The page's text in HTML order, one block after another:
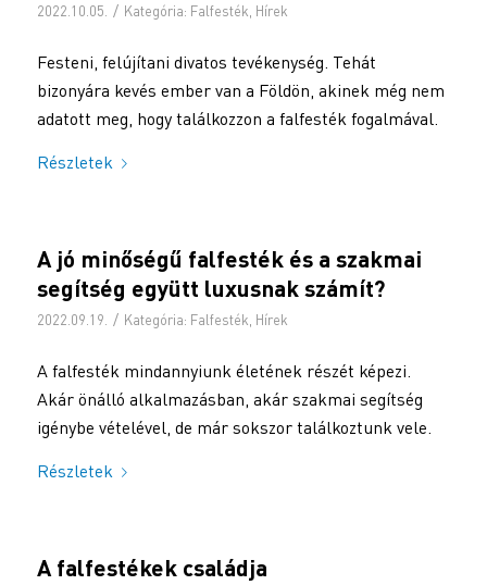
2022.10.05. / Kategória: Falfesték Hírek
Festeni, felújítani divatos tevékenység. Tehát
bizonyára kevés ember van a Földön, akinek még nem
adatott meg, hogy találkozzon a falfesték fogalmával.
Részletek
A jó minőségű falfesték és a szakmai
segítség együtt luxusnak számít?
2022.09.19. / Kategória: Falfesték Hírek
A falfesték mindannyiunk életének részét képezi.
Akár önálló alkalmazásban, akár szakmai segítség
igénybe vételével, de már sokszor találkoztunk vele.
Részletek
A falfestékek családja